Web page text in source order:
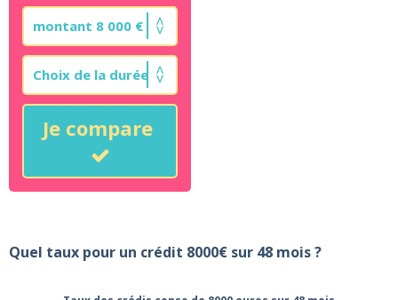
Je compare
Quel taux pour un crédit 8000€ sur 48 mois ?